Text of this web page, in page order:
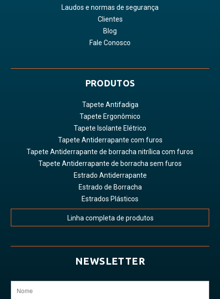
Laudos e normas de segurança
Clientes
Blog
Fale Conosco
PRODUTOS
Tapete Antifadiga
Tapete Ergonômico
Tapete Isolante Elétrico
Tapete Antiderrapante com furos
Tapete Antiderrapante de borracha nitrílica com furos
Tapete Antiderrapante de borracha sem furos
Estrado Antiderrapante
Estrado de Borracha
Estrados Plásticos
Linha completa de produtos
NEWSLETTER